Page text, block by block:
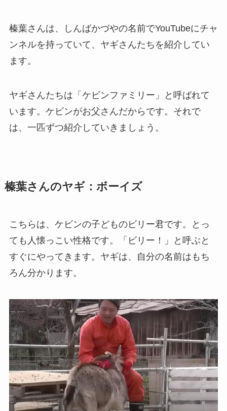
榛葉さんは、しんばかづやの名前でYouTubeにチャ
ンネルを持っていて、ヤギさんたちを紹介してい
ます。
ヤギさんたちは「ケビンファミリー」と呼ばれて
います。ケビンがお父さんだからです。それで
は、一匹ずつ紹介していきましょう。
榛葉さんのヤギ：ボーイズ
こちらは、ケビンの子どものビリー君です。とっ
ても人懐っこい性格です。「ビリー！」と呼ぶと
すぐにやってきます。ヤギは、自分の名前はもち
ろん分かります。